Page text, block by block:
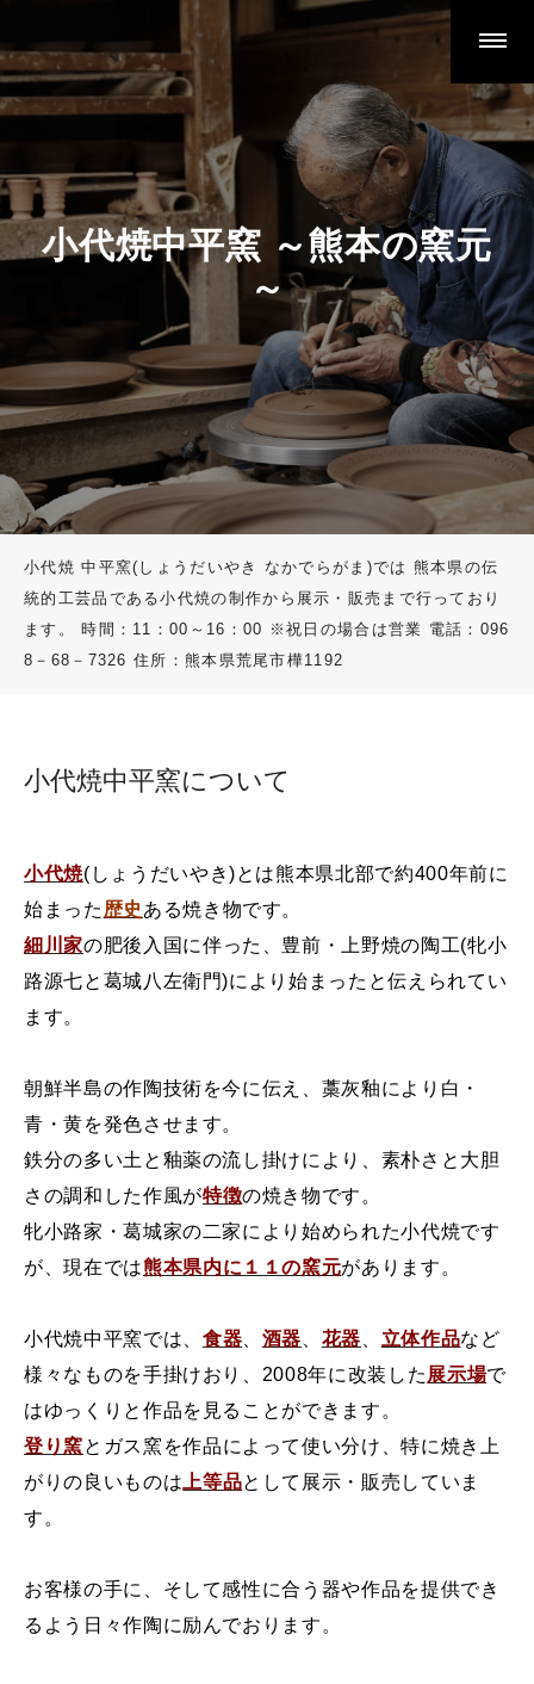
小代焼中平窯 ～熊本の窯元
～
スタッフ＆こだわり
やきもの日記 ～日々作陶の巻～
やきもの日記 ～とある窯元の主張～
中平窯の作品・ pottery works
食器
茶器・茶の湯の器
小代焼とは 歴史と特徴
歴史
特徴
しょうだいやき入門
牝小路家と葛城家
小代焼 窯元の会
中平窯ギャラリー
登り窯
展示会情報
工房見学
よくある質問
お客様の声
リンク・参考資料
プロフィール
小代焼 中平窯(しょうだいやき なかでらがま)では 熊本県の伝
統的工芸品である小代焼の制作から展示・販売まで行っており
ます。
時間：11：00～16：00 ※祝日の場合は営業 電話：096
8－68－7326 住所：熊本県荒尾市樺1192
小代焼中平窯について
小代焼(しょうだいやき)とは熊本県北部で約400年前に
始まった 歴史 ある焼き物です。
細川家の肥後入国に伴った、豊前・上野焼の陶工(牝小
路源七と葛城八左衛門)により始まったと伝えられてい
ます。
朝鮮半島の作陶技術を今に伝え、藁灰釉により白・
青・黄を発色させます。
鉄分の多い土と釉薬の流し掛けにより、素朴さと大胆
さの調和した作風が特徴の焼き物です。
牝小路家・葛城家の二家により始められた小代焼です
が、現在では熊本県内に１１の窯元があります。
小代焼中平窯では、 食器 酒器 花器 立体作品など
様々なものを手掛けおり、2008年に改装した 展示場で
はゆっくりと作品を見ることができます。
登り窯とガス窯を作品によって使い分け、特に焼き上
がりの良いものは 上等品として展示・販売していま
す。
お客様の手に、そして感性に合う器や作品を提供でき
るよう日々作陶に励んでおります。